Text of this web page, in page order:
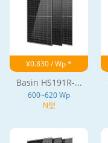
¥0.830 / Wp *
Basin HS191R-...
600~620 Wp
N型